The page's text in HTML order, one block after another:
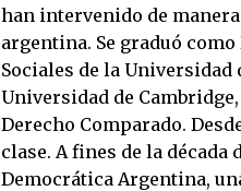
han intervenido de
argentina. Se graduó
Sociales de la Universidad
Universidad de
Derecho Comparado.
clase. A fines de la década
Democrática Argentina,